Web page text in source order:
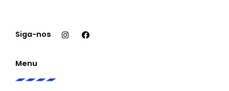
Siga-nos s
t
c
e
Menu